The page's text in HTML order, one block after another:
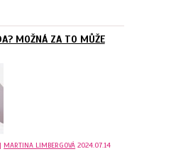
MOŽNÁ ZA TO MŮŽE
| MARTINA LIMBERGOVÁ 2024.07.14